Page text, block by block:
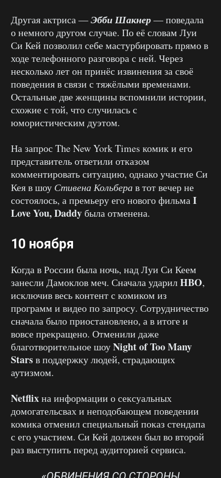
Другая актриса —Эбби Шакнер— поведала
о немного другом случае. По её словам Луи
Си Кей позволил себе мастурбировать прямо в
ходе телефонного разговора с ней. Через
несколько лет он принёс извинения за своё
поведения в связи с тяжёлыми временами.
Остальные две женщины вспомнили истории,
схожие с той, что случилась с
юмористическим дуэтом.
На запрос The New York Times комик и его
представитель ответили отказом
комментировать ситуацию, однако участие Си
Кея в шоу Стивена Кольберав тот вечер не
состоялось, а премьеру его нового фильмаI
Love You, Daddy была отменена.
10 ноября
Когда в России была ночь, над Луи Си Кеем
занесли Дамоклов меч. Сначала ударилHBO,
исключив весь контент с комиком из
программ и видео по запросу. Сотрудничество
сначала было приостановлено, а в итоге и
вовсе прекращено. Отменили даже
благотворительное шоуNight of Too Many
Starsв поддержку людей, страдающих
аутизмом.
Netflixна информации о сексуальных
домогательсвах и неподобающем поведении
комика отменил специальный показ стендапа
с его участием. Си Кей должен был во второй
раз выступить перед аудиторией сервиса.